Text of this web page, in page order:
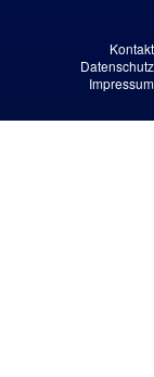
Kontakt
Datenschutz
Impressum